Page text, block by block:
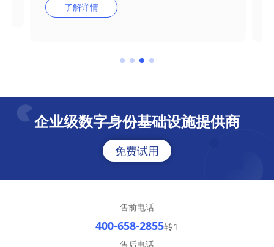
了解详情
企业级数字身份基础设施提供商
免费试用
售前电话
400-658-2855转1
售后电话